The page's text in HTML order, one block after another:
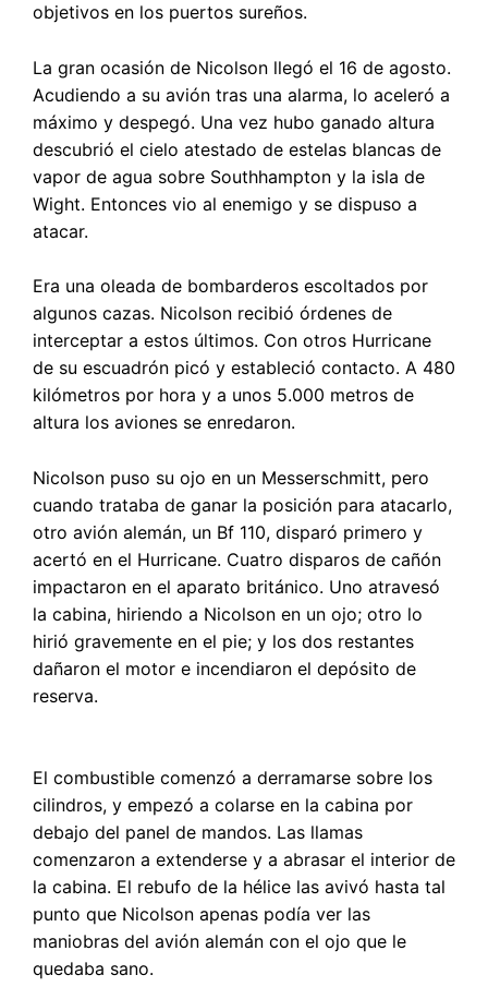
objetivos en los puertos sureños.
La gran ocasión de Nicolson llegó el 16 de agosto.
Acudiendo a su avión tras una alarma, lo aceleró a
máximo y despegó. Una vez hubo ganado altura
descubrió el cielo atestado de estelas blancas de
vapor de agua sobre Southhampton y la isla de
Wight. Entonces vio al enemigo y se dispuso a
atacar.
Era una oleada de bombarderos escoltados por
algunos cazas. Nicolson recibió órdenes de
interceptar a estos últimos. Con otros Hurricane
de su escuadrón picó y estableció contacto. A 480
kilómetros por hora y a unos 5.000 metros de
altura los aviones se enredaron.
Nicolson puso su ojo en un Messerschmitt, pero
cuando trataba de ganar la posición para atacarlo,
otro avión alemán, un Bf 110, disparó primero y
acertó en el Hurricane. Cuatro disparos de cañón
impactaron en el aparato británico. Uno atravesó
la cabina, hiriendo a Nicolson en un ojo; otro lo
hirió gravemente en el pie; y los dos restantes
dañaron el motor e incendiaron el depósito de
reserva.
El combustible comenzó a derramarse sobre los
cilindros, y empezó a colarse en la cabina por
debajo del panel de mandos. Las llamas
comenzaron a extenderse y a abrasar el interior de
la cabina. El rebufo de la hélice las avivó hasta tal
punto que Nicolson apenas podía ver las
maniobras del avión alemán con el ojo que le
quedaba sano.